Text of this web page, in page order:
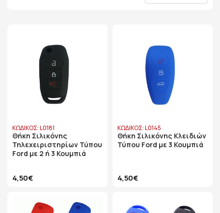
ΚΩΔΙΚΟΣ: L0181
Θήκη Σιλικόνης
Τηλεχειριστηρίων Τύπου
Ford με 2 ή 3 Κουμπιά
4,50€
ΚΩΔΙΚΟΣ: L0145
Θήκη Σιλικόνης Κλειδιών
Τύπου Ford με 3 Κουμπιά
4,50€